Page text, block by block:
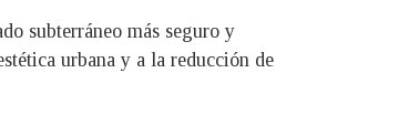
subterráneo más seguro y
urbana y a la reducción de